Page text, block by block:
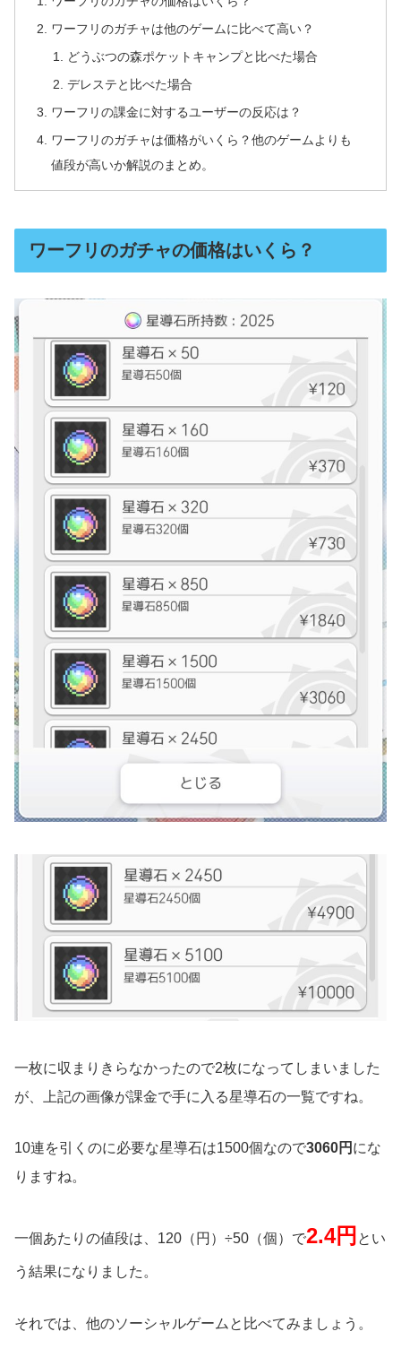
ワーフリのガチャは他のゲームに比べて高い？
どうぶつの森ポケットキャンプと比べた場合
デレステと比べた場合
ワーフリの課金に対するユーザーの反応は？
ワーフリのガチャは価格がいくら？他のゲームよりも
値段が高いか解説のまとめ。
ワーフリのガチャの価格はいくら？
一枚に収まりきらなかったので2枚になってしまいました
が、上記の画像が課金で手に入る星導石の一覧ですね。
10連を引くのに必要な星導石は1500個なので3060円 にな
りますね。
一個あたりの値段は、120（円）÷50（個）で2.4円 とい
う結果になりました。
それでは、他のソーシャルゲームと比べてみましょう。